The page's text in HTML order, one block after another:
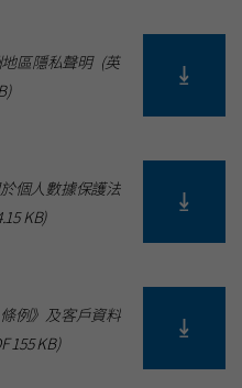
區隱私聲明 (英
)
個人數據保護法
KB)
例》及客戶資料
155 KB)